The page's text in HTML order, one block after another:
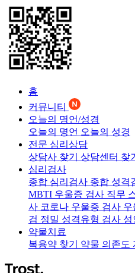
홈
커뮤니티
오늘의 명언/성경
오늘의 명언 오늘의 성경
전문 심리상담
상담사 찾기 상담센터 찾
심리검사
종합 심리검사 종합 성격
MBTI 우울증 검사 직무
사 코로나 우울증 검사 우
검 정밀 성격유형 검사 성
약물치료
복용약 찾기 약물 의존도